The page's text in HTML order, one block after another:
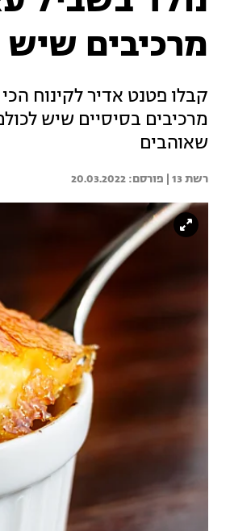
מרכיבים
מרכיבים בסיסיים שיש
שאוהבים
רשת 13 | 20.03.2022